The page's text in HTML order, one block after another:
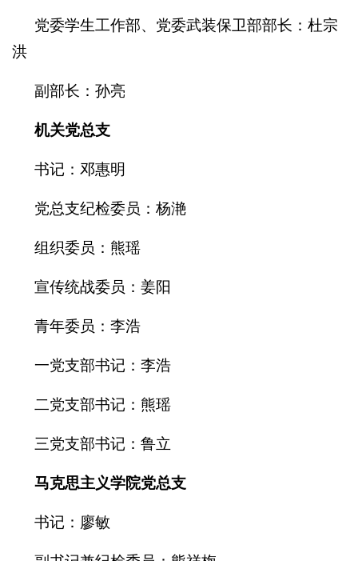
党委学生工作部、党委武装保卫部部长 ：杜宗
洪
副部长： 孙亮
机关党总支
书记：邓惠明
党总支纪检委员：杨滟
组织委员：熊瑶
宣传统战委员：姜阳
青年委员：李浩
一党支部书记：李浩
二党支部书记：熊瑶
三党支部书记：鲁立
马克思主义学院党总支
书记： 廖敏